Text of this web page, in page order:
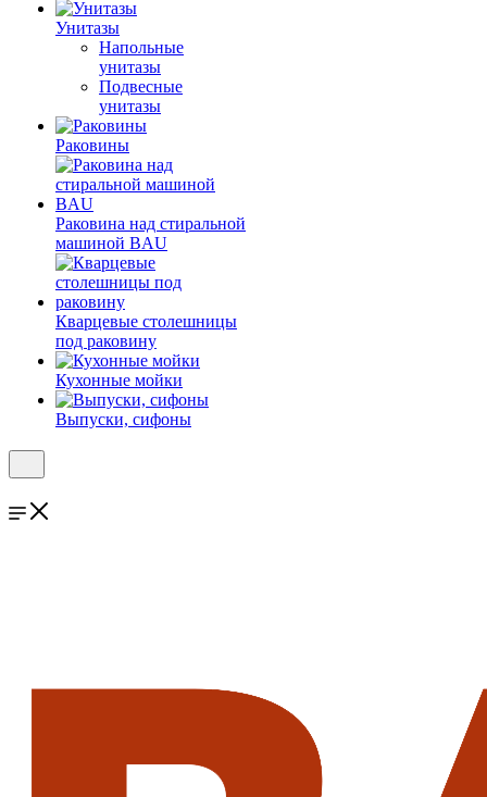
Унитазы
Напольные
унитазы
Подвесные
унитазы
Раковины
Раковина над стиральной
машиной BAU
Кварцевые столешницы
под раковину
Кухонные мойки
Выпуски, сифоны